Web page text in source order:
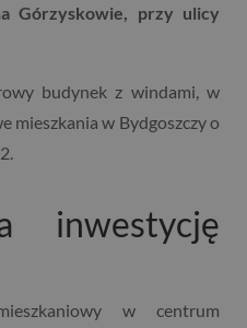
Górzyskowie, przy ulicy
budynek z windami, w
mieszkania w Bydgoszczy o
inwestycję
w centrum